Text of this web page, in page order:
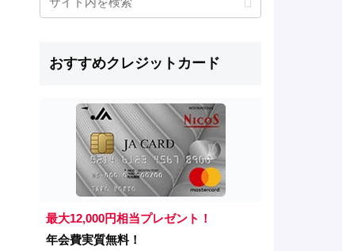
おすすめクレジットカード
最大12,000円相当プレゼント！
年会費実質無料！